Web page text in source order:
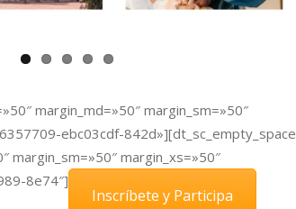
margin_md=»50″ margin_sm=»50″
ebc03cdf-842d»][dt_sc_empty_space
margin_sm=»50″ margin_xs=»50″
8e74″]
Inscríbete y Participa